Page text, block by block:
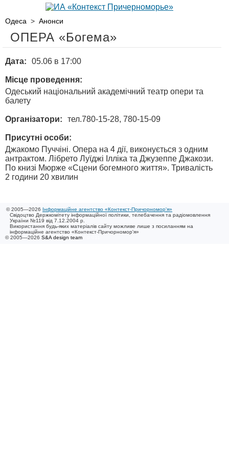
Одеса > Анонси
ОПЕРА «Богема»
Дата: 05.06 в 17:00
Місце проведення:
Одеський національний академічний театр опери та
балету
Організатори: тел.780-15-28, 780-15-09
Присутні особи:
Джакомо Пуччіні. Опера на 4 дії, виконується з одним
антрактом. Лібрето Луїджі Ілліка та Джузеппе Джакози.
По книзі Мюрже «Сцени богемного життя». Тривалість
2 години 20 хвилин
© 2005—2026 Інформаційне агентство «Контекст-Причорномор'я»
Свідоцтво Держкомітету інформаційної політики, телебачення та радіомовлення
України №119 від 7.12.2004 р.
Використання будь-яких матеріалів сайту можливе лише з посиланням на
інформаційне агентство «Контекст-Причорномор'я»
© 2005—2026 S&A design team